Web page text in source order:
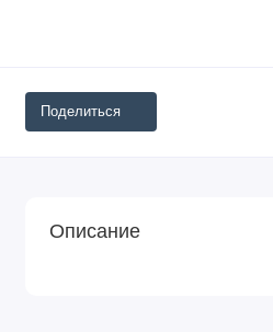
Поделиться
Описание